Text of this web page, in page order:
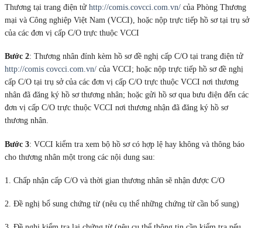
Thương tại trang điện tử http://comis.covcci.com.vn/ của Phòng Thương
mại và Công nghiệp Việt Nam (VCCI), hoặc nộp trực tiếp hồ sơ tại trụ sở
của các đơn vị cấp C/O trực thuộc VCCI
Bước 2: Thương nhân đính kèm hồ sơ đề nghị cấp C/O tại trang điện tử
http://comis covcci.com.vn/ của VCCI; hoặc nộp trực tiếp hồ sơ đề nghị
cấp C/O tại trụ sở của các đơn vị cấp C/O trực thuộc VCCI nơi thương
nhân đã đăng ký hồ sơ thương nhân; hoặc gửi hồ sơ qua bưu điện đến các
đơn vị cấp C/O trực thuộc VCCI nơi thương nhận đã đăng ký hồ sơ
thương nhân.
Bước 3: VCCI kiểm tra xem bộ hồ sơ có hợp lệ hay không và thông báo
cho thương nhân một trong các nội dung sau:
1. Chấp nhận cấp C/O và thời gian thương nhân sẽ nhận được C/O
2. Đề nghị bổ sung chứng từ (nêu cụ thể những chứng từ cần bổ sung)